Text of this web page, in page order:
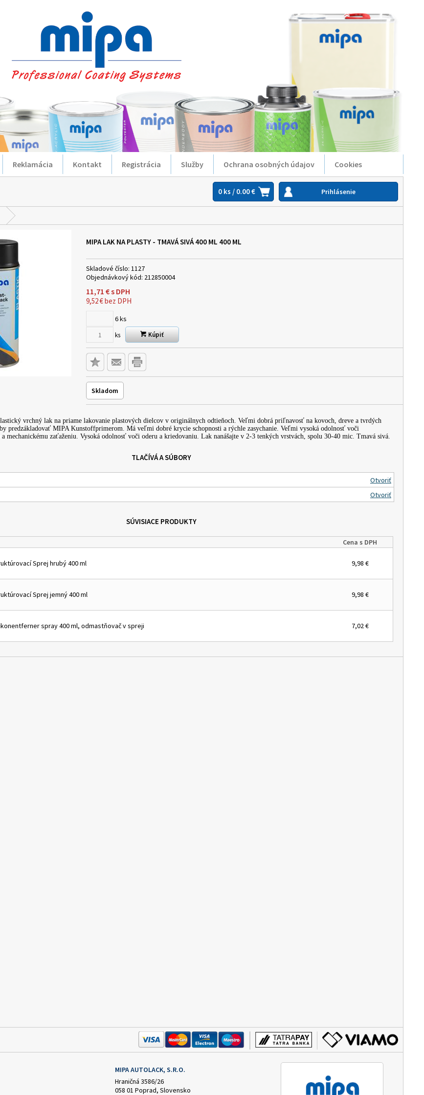
Reklamácia Kontakt Registrácia Služby Ochrana osobných údajov Cookies
0 ks / 0.00 € Prihlásenie
MIPA LAK NA PLASTY - TMAVÁ SIVÁ 400 ML 400 ML
Skladové číslo: 1127
Objednávkový kód: 212850004
11,71 €s DPH
9,52€bez DPH
6ks
ks Kúpiť
Skladom
vrchný lak na priame lakovanie plastových dielcov v originálnych odtieňoch. Veľmi dobrá priľnavosť na kovoch, dreve a tvrdých
predzákladovať MIPA Kunstoffprimerom. Má veľmi dobré krycie schopnosti a rýchle zasychanie. Veľmi vysoká odolnosť voči
mechanickému zaťaženiu. Vysoká odolnosť voči oderu a kriedovaniu. Lak nanášajte v 2-3 tenkých vrstvách, spolu 30-40 mic. Tmavá sivá.
TLAČÍVÁ A SÚBORY
Otvoriť
Otvoriť
SÚVISIACE PRODUKTY
Cena s DPH
Sprej hrubý 400 ml 9,98 €
Sprej jemný 400 ml 9,98 €
spray 400 ml, odmastňovač v spreji 7,02 €
MIPA AUTOLACK, S.R.O.
Hraničná 3586/26
058 01 Poprad, Slovensko